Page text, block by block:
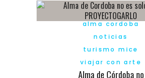
alma cordoba
noticias
turismo mice
viajar con arte
Alma de Córdoba no